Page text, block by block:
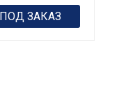
ПОД ЗАКАЗ